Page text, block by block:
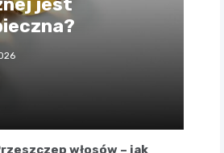
włosów – jak